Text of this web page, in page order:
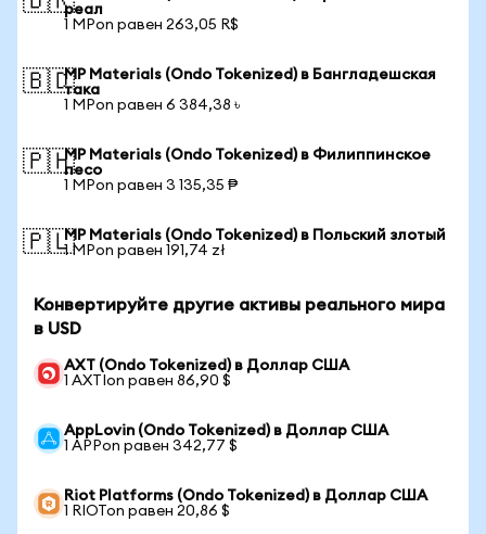
реал
1 MPon равен 263,05 R$
🇧🇩MP Materials (Ondo Tokenized) в Бангладешская
така
1 MPon равен 6 384,38 ৳
🇵🇭MP Materials (Ondo Tokenized) в Филиппинское
песо
1 MPon равен 3 135,35 ₱
🇵🇱MP Materials (Ondo Tokenized) в Польский злотый
1 MPon равен 191,74 zł
Конвертируйте другие активы реального мира
в USD
AXT (Ondo Tokenized) в Доллар США
1 AXTIon равен 86,90 $
AppLovin (Ondo Tokenized) в Доллар США
1 APPon равен 342,77 $
Riot Platforms (Ondo Tokenized) в Доллар США
1 RIOTon равен 20,86 $